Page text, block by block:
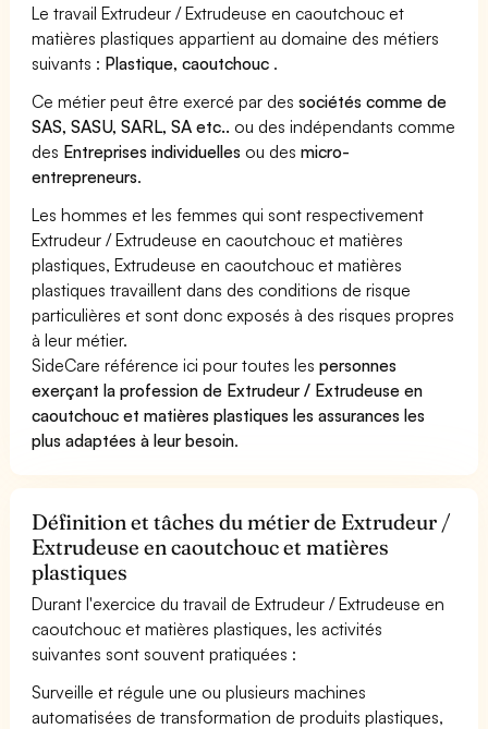
Le travail Extrudeur / Extrudeuse en caoutchouc et
matières plastiques appartient au domaine des métiers
suivants : Plastique, caoutchouc .
Ce métier peut être exercé par dessociétés comme de
SAS, SASU, SARL, SA etc.. ou des indépendants comme
des Entreprises individuelles ou desmicro-
entrepreneurs.
Les hommes et les femmes qui sont respectivement
Extrudeur / Extrudeuse en caoutchouc et matières
plastiques, Extrudeuse en caoutchouc et matières
plastiques travaillent dans des conditions de risque
particulières et sont donc exposés à des risques propres
à leur métier.
SideCare référence ici pour toutes lespersonnes
exerçant la profession de Extrudeur / Extrudeuse en
caoutchouc et matières plastiques les assurances les
plus adaptées à leur besoin.
Définition et tâches du métier de Extrudeur /
Extrudeuse en caoutchouc et matières
plastiques
Durant l'exercice du travail de Extrudeur / Extrudeuse en
caoutchouc et matières plastiques, les activités
suivantes sont souvent pratiquées :
Surveille et régule une ou plusieurs machines
automatisées de transformation de produits plastiques,